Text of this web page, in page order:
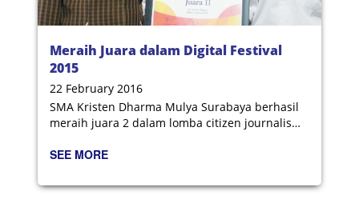
Meraih Juara dalam Digital Festival
2015
22 February 2016
SMA Kristen Dharma Mulya Surabaya berhasil
meraih juara 2 dalam lomba citizen journalism
SEE MORE